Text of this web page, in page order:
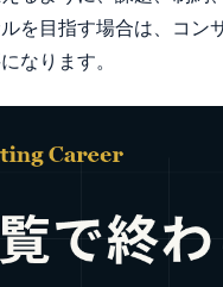
を目指す場合は、コ
なります。